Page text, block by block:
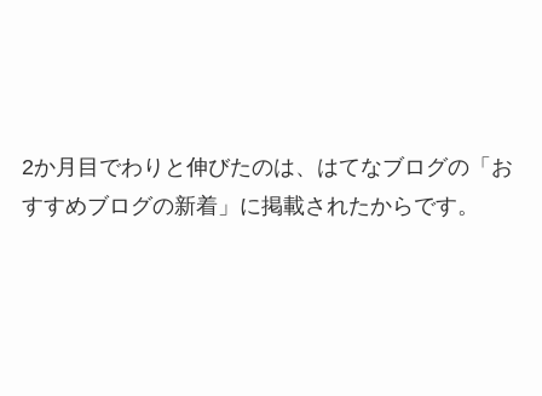
2か月目でわりと伸びたのは、はてなブログの「お
すすめブログの新着」に掲載されたからです。